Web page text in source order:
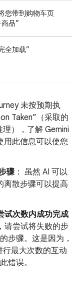
您带到购物车页
品”
全加载”
未按预期执
Taken”（采取的
），了解 Gemini
用此信息可以使您
骤： 虽然 AI 可以
离散步骤可以提高
试次数内成功完成
请尝试将失败的步
步骤。这是因为，
行最大次数的互动
错误。